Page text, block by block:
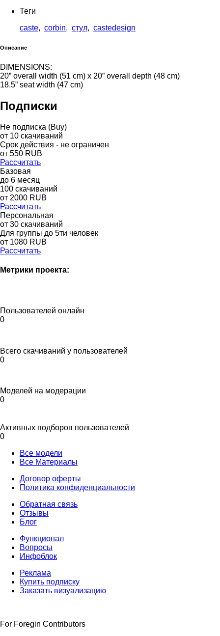
Теги
caste, corbin, стул, castedesign
Описание
DIMENSIONS:
20” overall width (51 cm) x 20” overall depth (48 cm)
18.5” seat width (47 cm)
Подписки
Не подписка (Buy)
от 10 скачиваний
Срок действия - не ограничен
от 550 RUB
Рассчитать
Базовая
до 6 месяц
100 скачиваний
от 2000 RUB
Рассчитать
Персональная
от 30 скачиваний
Для группы до 5ти человек
от 1080 RUB
Рассчитать
Метрики проекта:
Пользователей онлайн
0
Всего скачиваний у пользователей
0
Моделей на модерации
0
Активных подборов пользователей
0
Все модели
Все Материалы
Договор оферты
Политика конфиденциальности
Обратная связь
Отзывы
Блог
Функционал
Вопросы
Инфоблок
Реклама
Купить подписку
Заказать визуализацию
For Foregin Contributors